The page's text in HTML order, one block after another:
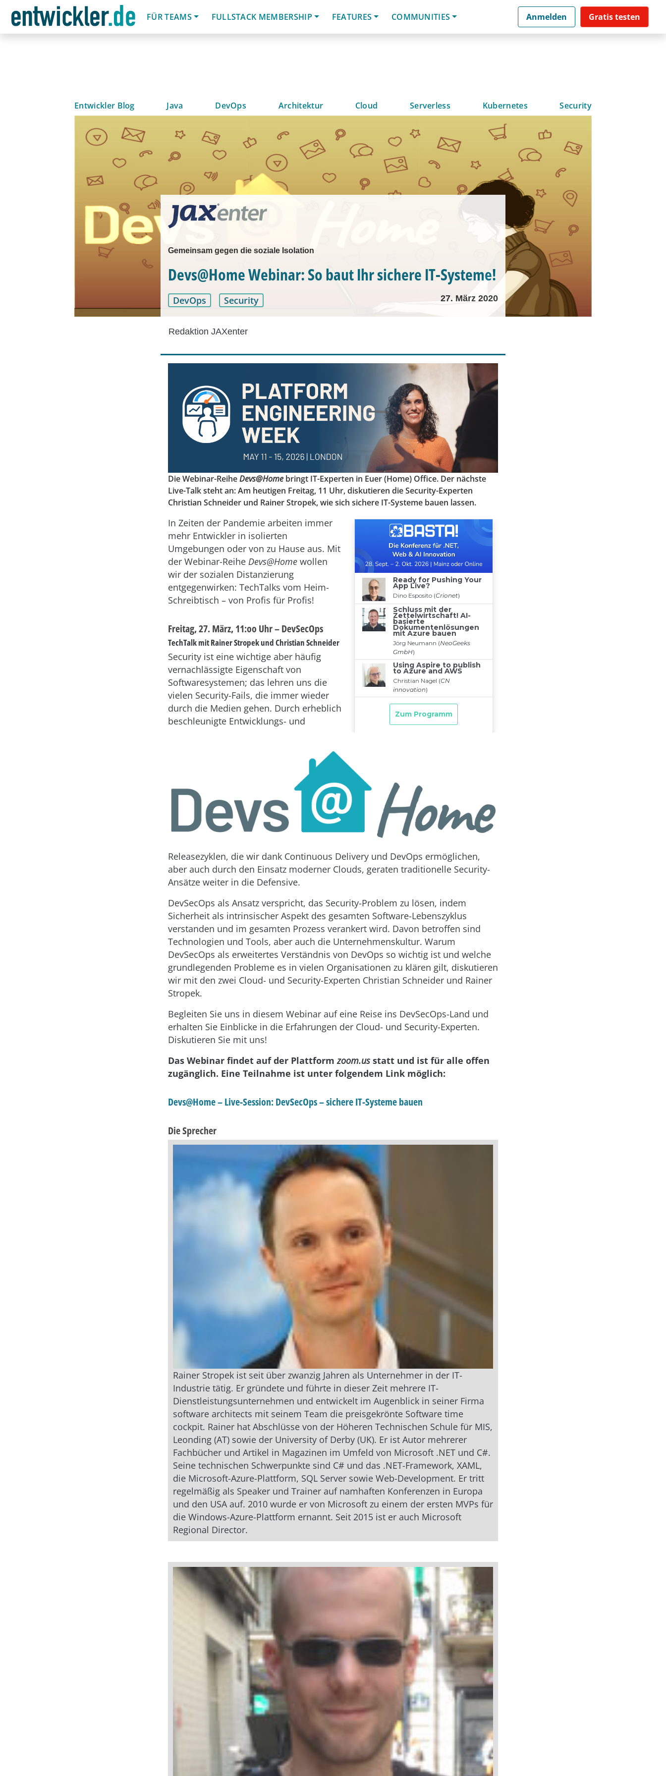
FÜR TEAMS
FULLSTACK MEMBERSHIP FEATURES COMMUNITIES Anmelden Gratis testen
Entwickler Blog Java DevOps Architektur Cloud Serverless Kubernetes Security
Gemeinsam gegen die soziale Isolation
Devs@Home Webinar: So baut Ihr sichere IT-Systeme!
DevOps Security 27. März 2020
Redaktion JAXenter
Die Webinar-ReiheDevs@Home bringt IT-Experten in Euer (Home) Office. Der nächste
Live-Talk steht an: Am heutigen Freitag, 11 Uhr, diskutieren die Security-Experten
Christian Schneider und Rainer Stropek, wie sich sichere IT-Systeme bauen lassen.
In Zeiten der Pandemie arbeiten immer
mehr Entwickler in isolierten
Umgebungen oder von zu Hause aus. Mit
der Webinar-Reihe Devs@Home wollen
wir der sozialen Distanzierung
entgegenwirken: TechTalks vom Heim-
Schreibtisch – von Profis für Profis!
Freitag, 27. März, 11:oo Uhr – DevSecOps
TechTalk mit Rainer Stropek und Christian Schneider
Security ist eine wichtige aber häufig
vernachlässigte Eigenschaft von
Softwaresystemen; das lehren uns die
vielen Security-Fails, die immer wieder
durch die Medien gehen. Durch erheblich
beschleunigte Entwicklungs- und
Releasezyklen, die wir dank Continuous Delivery und DevOps ermöglichen,
aber auch durch den Einsatz moderner Clouds, geraten traditionelle Security-
Ansätze weiter in die Defensive.
DevSecOps als Ansatz verspricht, das Security-Problem zu lösen, indem
Sicherheit als intrinsischer Aspekt des gesamten Software-Lebenszyklus
verstanden und im gesamten Prozess verankert wird. Davon betroffen sind
Technologien und Tools, aber auch die Unternehmenskultur. Warum
DevSecOps als erweitertes Verständnis von DevOps so wichtig ist und welche
grundlegenden Probleme es in vielen Organisationen zu klären gilt, diskutieren
wir mit den zwei Cloud- und Security-Experten Christian Schneider und Rainer
Stropek.
Begleiten Sie uns in diesem Webinar auf eine Reise ins DevSecOps-Land und
erhalten Sie Einblicke in die Erfahrungen der Cloud- und Security-Experten.
Diskutieren Sie mit uns!
Das Webinar findet auf der Plattform zoom.us statt und ist für alle offen
zugänglich. Eine Teilnahme ist unter folgendem Link möglich:
Devs@Home – Live-Session: DevSecOps – sichere IT-Systeme bauen
Die Sprecher
Rainer Stropek ist seit über zwanzig Jahren als Unternehmer in der IT-
Industrie tätig. Er gründete und führte in dieser Zeit mehrere IT-
Dienstleistungsunternehmen und entwickelt im Augenblick in seiner Firma
software architects mit seinem Team die preisgekrönte Software time
cockpit. Rainer hat Abschlüsse von der Höheren Technischen Schule für MIS,
Leonding (AT) sowie der University of Derby (UK). Er ist Autor mehrerer
Fachbücher und Artikel in Magazinen im Umfeld von Microsoft .NET und C#.
Seine technischen Schwerpunkte sind C# und das .NET-Framework, XAML,
die Microsoft-Azure-Plattform, SQL Server sowie Web-Development. Er tritt
regelmäßig als Speaker und Trainer auf namhaften Konferenzen in Europa
und den USA auf. 2010 wurde er von Microsoft zu einem der ersten MVPs für
die Windows-Azure-Plattform ernannt. Seit 2015 ist er auch Microsoft
Regional Director.